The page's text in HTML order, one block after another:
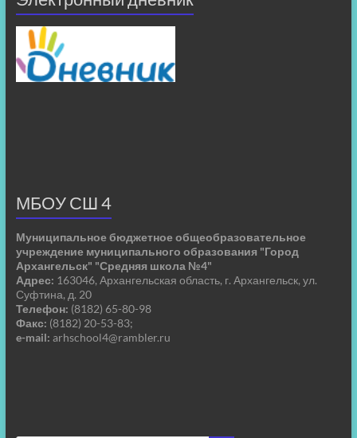
МБОУ СШ 4
Муниципальное бюджетное общеобразовательное
учреждение муниципального образования "Город
Архангельск" "Средняя школа №4"
Адрес: 163046, Архангельская область, г. Архангельск, ул.
Суфтина, д. 20
Телефон: (8182) 65-80-98
Факс: (8182) 20-53-83;
e-mail: arhschool4@rambler.ru